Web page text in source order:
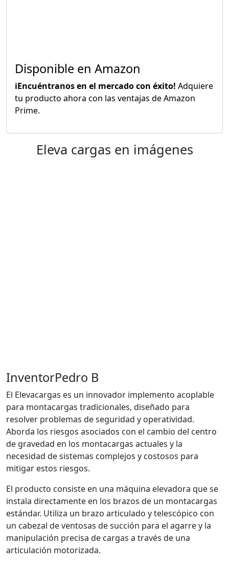
Disponible en Amazon
iEncuéntranos en el mercado con éxito! Adquiere
tu producto ahora con las ventajas de Amazon
Prime.
Eleva cargas en imágenes
InventorPedro B
El Elevacargas es un innovador implemento acoplable
para montacargas tradicionales, diseñado para
resolver problemas de seguridad y operatividad.
Aborda los riesgos asociados con el cambio del centro
de gravedad en los montacargas actuales y la
necesidad de sistemas complejos y costosos para
mitigar estos riesgos.
El producto consiste en una máquina elevadora que se
instala directamente en los brazos de un montacargas
estándar. Utiliza un brazo articulado y telescópico con
un cabezal de ventosas de succión para el agarre y la
manipulación precisa de cargas a través de una
articulación motorizada.